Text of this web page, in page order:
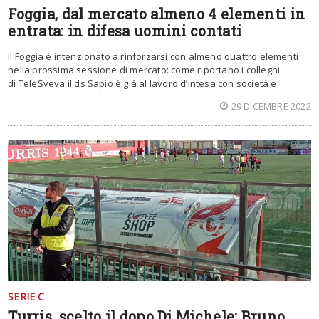
Foggia, dal mercato almeno 4 elementi in
entrata: in difesa uomini contati
Il Foggia è intenzionato a rinforzarsi con almeno quattro elementi
nella prossima sessione di mercato: come riportano i colleghi
di TeleSveva il ds Sapio è già al lavoro d’intesa con società e
29 DICEMBRE 2022
SERIE C